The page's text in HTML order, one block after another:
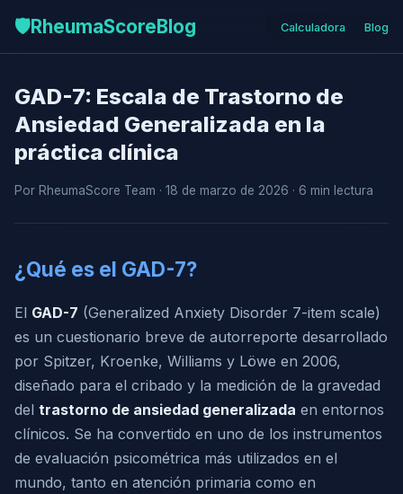
🛡️RheumaScoreBlog Calculadora Blog
GAD-7: Escala de Trastorno de
Ansiedad Generalizada en la
práctica clínica
Por RheumaScore Team · 18 de marzo de 2026 · 6 min lectura
¿Qué es el GAD-7?
El GAD-7 (Generalized Anxiety Disorder 7-item scale)
es un cuestionario breve de autorreporte desarrollado
por Spitzer, Kroenke, Williams y Löwe en 2006,
diseñado para el cribado y la medición de la gravedad
del trastorno de ansiedad generalizada en entornos
clínicos. Se ha convertido en uno de los instrumentos
de evaluación psicométrica más utilizados en el
mundo, tanto en atención primaria como en